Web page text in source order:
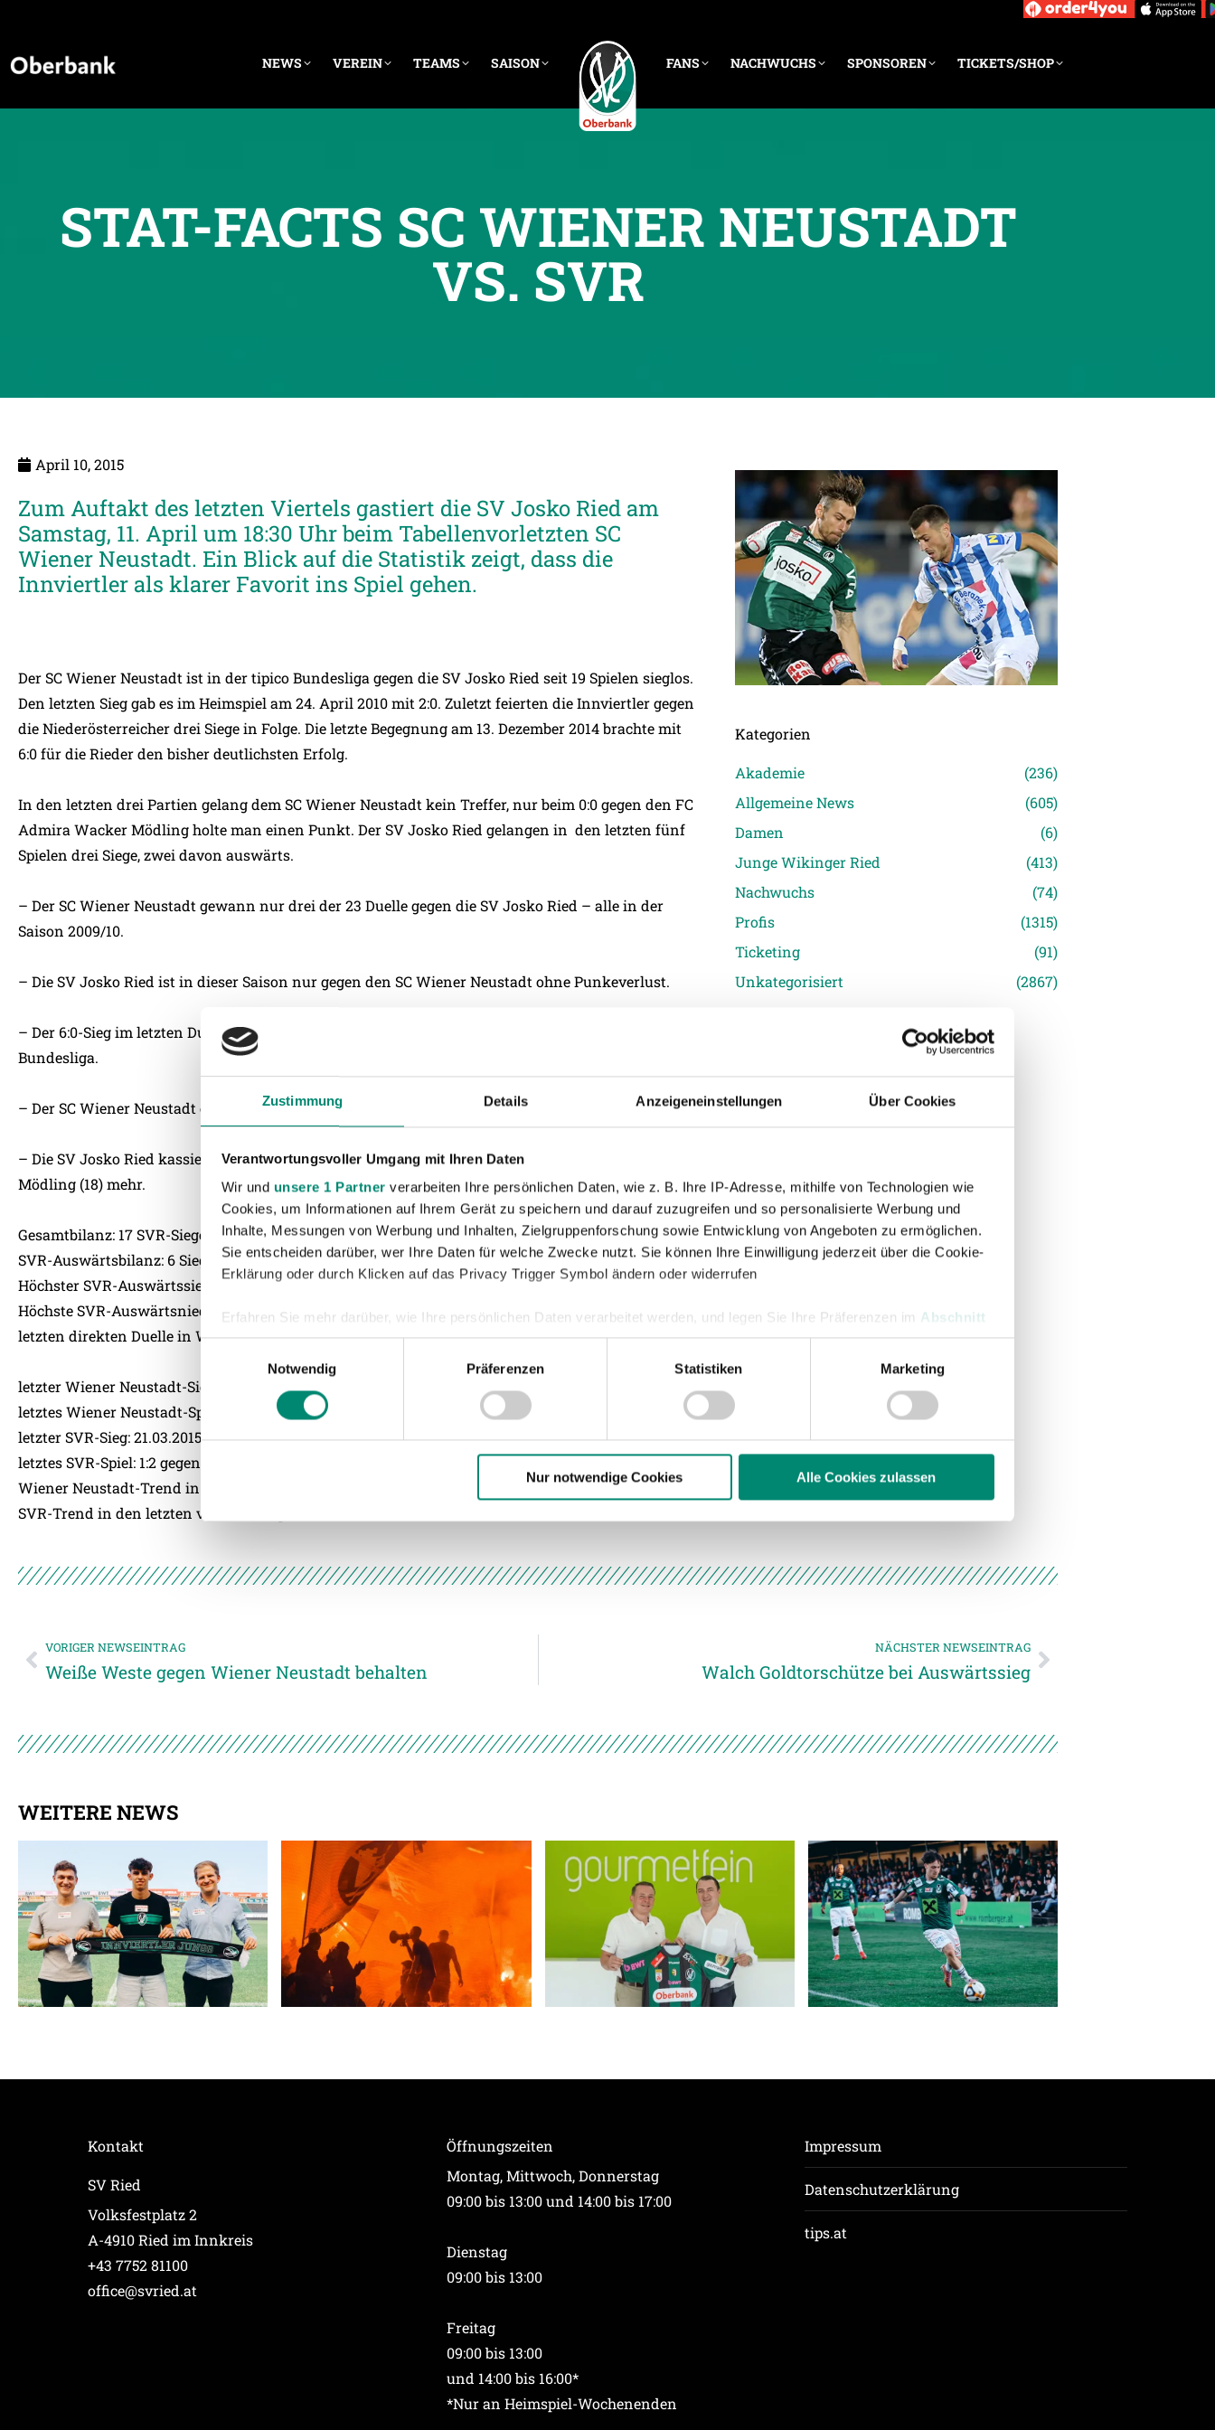
Zustimmung Details Anzeigeneinstellungen Über Cookies
Verantwortungsvoller Umgang mit Ihren Daten
Wir und unsere 1 Partner verarbeiten Ihre persönlichen Daten, wie z. B. Ihre IP-Adresse, mithilfe von Technologien wie
Cookies, um Informationen auf Ihrem Gerät zu speichern und darauf zuzugreifen und so personalisierte Werbung und
Inhalte, Messungen von Werbung und Inhalten, Zielgruppenforschung sowie Entwicklung von Angeboten zu ermöglichen.
Sie entscheiden darüber, wer Ihre Daten für welche Zwecke nutzt. Sie können Ihre Einwilligung jederzeit über die Cookie-
Erklärung oder durch Klicken auf das Privacy Trigger Symbol ändern oder widerrufen
Erfahren Sie mehr darüber, wie Ihre persönlichen Daten verarbeitet werden, und legen Sie Ihre Präferenzen im Abschnitt
Einzelheitenfest.
und die Zugriffe auf unsere Website zu analysieren. Außerdem geben wir Informationen zu Ihrer Verwendung unserer
Notwendig
Präferenzen Statistiken Marketing
Nur notwendige Cookies Alle Cookies zulassen
NEWS VEREIN TEAMS SAISON FANS NACHWUCHS SPONSOREN TICKETS/SHOP
STAT-FACTS SC WIENER NEUSTADT
VS. SVR
April 10, 2015
Zum Auftakt des letzten Viertels gastiert die SV Josko Ried am
Samstag, 11. April um 18:30 Uhr beim Tabellenvorletzten SC
Wiener Neustadt. Ein Blick auf die Statistik zeigt, dass die
Innviertler als klarer Favorit ins Spiel gehen.
Der SC Wiener Neustadt ist in der tipico Bundesliga gegen die SV Josko Ried seit 19 Spielen sieglos.
Den letzten Sieg gab es im Heimspiel am 24. April 2010 mit 2:0. Zuletzt feierten die Innviertler gegen
die Niederösterreicher drei Siege in Folge. Die letzte Begegnung am 13. Dezember 2014 brachte mit
6:0 für die Rieder den bisher deutlichsten Erfolg.
In den letzten drei Partien gelang dem SC Wiener Neustadt kein Treffer, nur beim 0:0 gegen den FC
Admira Wacker Mödling holte man einen Punkt. Der SV Josko Ried gelangen in den letzten fünf
Spielen drei Siege, zwei davon auswärts.
– Der SC Wiener Neustadt gewann nur drei der 23 Duelle gegen die SV Josko Ried – alle in der
Saison 2009/10.
– Die SV Josko Ried ist in dieser Saison nur gegen den SC Wiener Neustadt ohne Punkeverlust.
– Der 6:0-Sieg im letzten Duell ist noch immer der höchste Sieg des SV Josko Ried in der tipico
Bundesliga.
– Der SC Wiener Neustadt erzielte 41% der Tore nach Standardsituationen – anteilig die meisten.
– Die SV Josko Ried kassierte 15 Gegentore nach ruhenden Bälle – nur der FC Admira Wacker
Mödling (18) mehr.
Gesamtbilanz: 17 SVR-Siege – 7 Remis – 3 Niederlagen
SVR-Auswärtsbilanz: 6 Siege – 5 Remis – 2 Niederlagen
Höchster SVR-Auswärtssieg: 5:0 (21.08.2010)
Höchste SVR-Auswärtsniederlage: 0:2 (24.04.2010)
letzten direkten Duelle in Wiener Neustadt: 1:0 für Ried, 1:1
letzter Wiener Neustadt-Sieg: 04.03.2015 gegen SV Scholz Grödig (3:1)
letztes Wiener Neustadt-Spiel: 0:1 gegen SK Rapid Wien
letzter SVR-Sieg: 21.03.2015 gegen FK Austria Wien (1:0)
letztes SVR-Spiel: 1:2 gegen Sk Puntigamer Sturm Graz
Wiener Neustadt-Trend in den letzen vier Pflichtspielen: N-N-U-S
SVR-Trend in den letzten vier Pflichtspielen: N-S-N-S
Kategorien
Akademie
(236)
Allgemeine News
(605)
Damen
(6)
Junge Wikinger Ried
(413)
Nachwuchs
(74)
Profis
(1315)
Ticketing
(91)
Unkategorisiert
(2867)
VORIGER NEWSEINTRAG
Weiße Weste gegen Wiener Neustadt behalten
NÄCHSTER NEWSEINTRAG
Walch Goldtorschütze bei Auswärtssieg
WEITERE NEWS
Kontakt
SV Ried
Volksfestplatz 2
A-4910 Ried im Innkreis
+43 7752 81100
office@svried.at
Öffnungszeiten
Montag, Mittwoch, Donnerstag
09:00 bis 13:00 und 14:00 bis 17:00
Dienstag
09:00 bis 13:00
Freitag
09:00 bis 13:00
und 14:00 bis 16:00*
*Nur an Heimspiel-Wochenenden
Impressum
Datenschutzerklärung
tips.at